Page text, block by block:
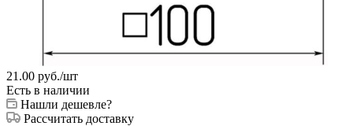
21.00 руб./шт
Есть в наличии
Нашли дешевле?
Рассчитать доставку